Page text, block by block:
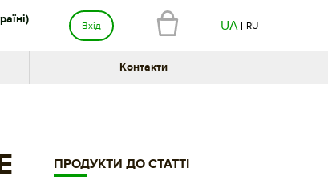
Вхід UA RU
Контакти
ПРОДУКТИ ДО СТАТТІ